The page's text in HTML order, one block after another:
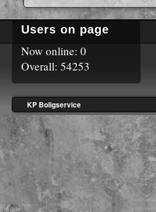
Users on page
Now online: 0
Overall: 54253
KP Boligservice